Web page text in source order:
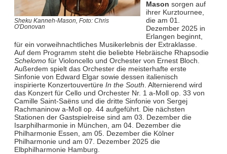
Sheku Kanneh-Mason, Foto: Chris
O'Donovan
Mason sorgen auf
ihrer Kurztournee,
die am 01.
Dezember 2025 in
Erlangen beginnt,
für ein vorweihnachtliches Musikerlebnis der Extraklasse.
Auf dem Programm steht die beliebte Hebräische Rhapsodie
Schelomofür Violoncello und Orchester von Ernest Bloch.
Außerdem spielt das Orchester die meisterhafte erste
Sinfonie von Edward Elgar sowie dessen italienisch
inspirierte Konzertouvertüre In the South . Alternierend wird
das Konzert für Cello und Orchester Nr. 1 a-Moll op. 33 von
Camille Saint-Saëns und die dritte Sinfonie von Sergej
Rachmaninow a-Moll op. 44 aufgeführt. Die nächsten
Stationen der Gastspielreise sind am 03. Dezember die
Isarphilharmonie in München, am 04. Dezember die
Philharmonie Essen, am 05. Dezember die Kölner
Philharmonie und am 07. Dezember 2025 die
Elbphilharmonie Hamburg.